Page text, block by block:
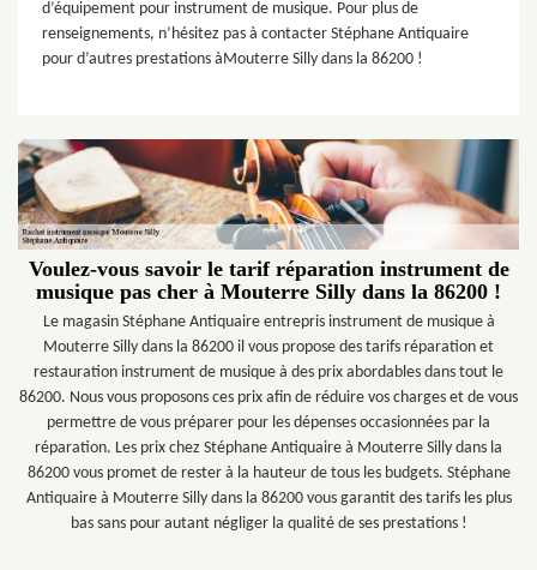
d’équipement pour instrument de musique. Pour plus de
renseignements, n’hésitez pas à contacter Stéphane Antiquaire
pour d’autres prestations àMouterre Silly dans la 86200 !
Voulez-vous savoir le tarif réparation instrument de
musique pas cher à Mouterre Silly dans la 86200 !
Le magasin Stéphane Antiquaire entrepris instrument de musique à
Mouterre Silly dans la 86200 il vous propose des tarifs réparation et
restauration instrument de musique à des prix abordables dans tout le
86200. Nous vous proposons ces prix afin de réduire vos charges et de vous
permettre de vous préparer pour les dépenses occasionnées par la
réparation. Les prix chez Stéphane Antiquaire à Mouterre Silly dans la
86200 vous promet de rester à la hauteur de tous les budgets. Stéphane
Antiquaire à Mouterre Silly dans la 86200 vous garantit des tarifs les plus
bas sans pour autant négliger la qualité de ses prestations !